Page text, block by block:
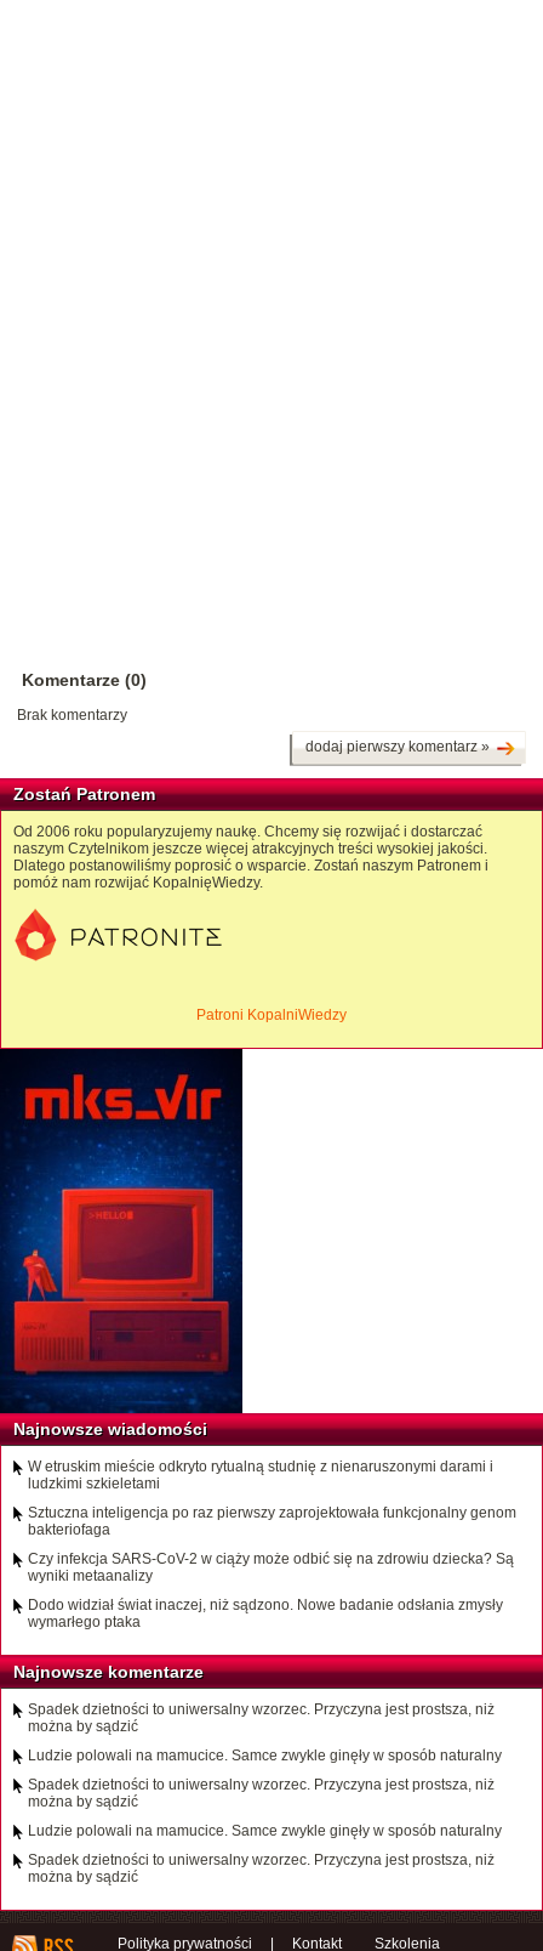
Komentarze (0)
Brak komentarzy
dodaj pierwszy komentarz »
Zostań Patronem
Od 2006 roku popularyzujemy naukę. Chcemy się rozwijać i dostarczać
naszym Czytelnikom jeszcze więcej atrakcyjnych treści wysokiej jakości.
Dlatego postanowiliśmy poprosić o wsparcie. Zostań naszym Patronem i
pomóż nam rozwijać KopalnięWiedzy.
Patroni KopalniWiedzy
Najnowsze wiadomości
W etruskim mieście odkryto rytualną studnię z nienaruszonymi darami i
ludzkimi szkieletami
Sztuczna inteligencja po raz pierwszy zaprojektowała funkcjonalny genom
bakteriofaga
Czy infekcja SARS-CoV-2 w ciąży może odbić się na zdrowiu dziecka? Są
wyniki metaanalizy
Dodo widział świat inaczej, niż sądzono. Nowe badanie odsłania zmysły
wymarłego ptaka
Najnowsze komentarze
Spadek dzietności to uniwersalny wzorzec. Przyczyna jest prostsza, niż
można by sądzić
Ludzie polowali na mamucice. Samce zwykle ginęły w sposób naturalny
Spadek dzietności to uniwersalny wzorzec. Przyczyna jest prostsza, niż
można by sądzić
Ludzie polowali na mamucice. Samce zwykle ginęły w sposób naturalny
Spadek dzietności to uniwersalny wzorzec. Przyczyna jest prostsza, niż
można by sądzić
Polityka prywatności Kontakt Szkolenia